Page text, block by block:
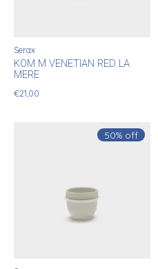
Serax
KOM M VENETIAN RED LA
MERE
€21,00
50% off